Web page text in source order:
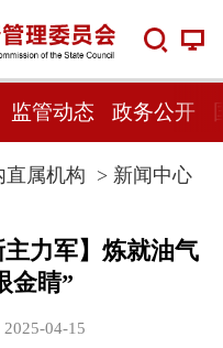
监管动态 政务公开
直属机构 > 新闻中心
主力军】炼就油气
金睛”
04-15